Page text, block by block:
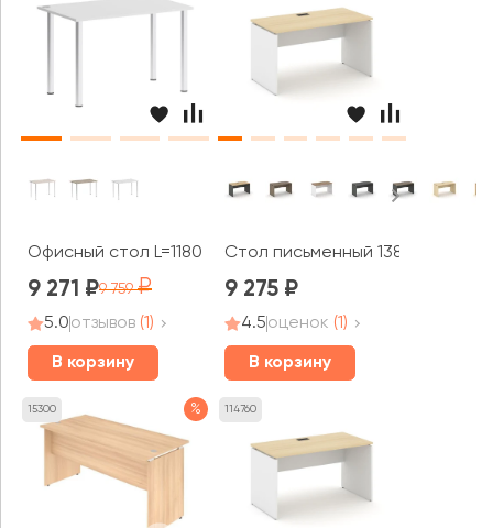
Офисный стол L=1180мм VR.SP-3-118 Хоум Офис / Home
9 271 9 759
5.0отзывов (1)
В корзину
Стол письменный
9 275
4.5оценок (1)
В корзину
15300 % 114760